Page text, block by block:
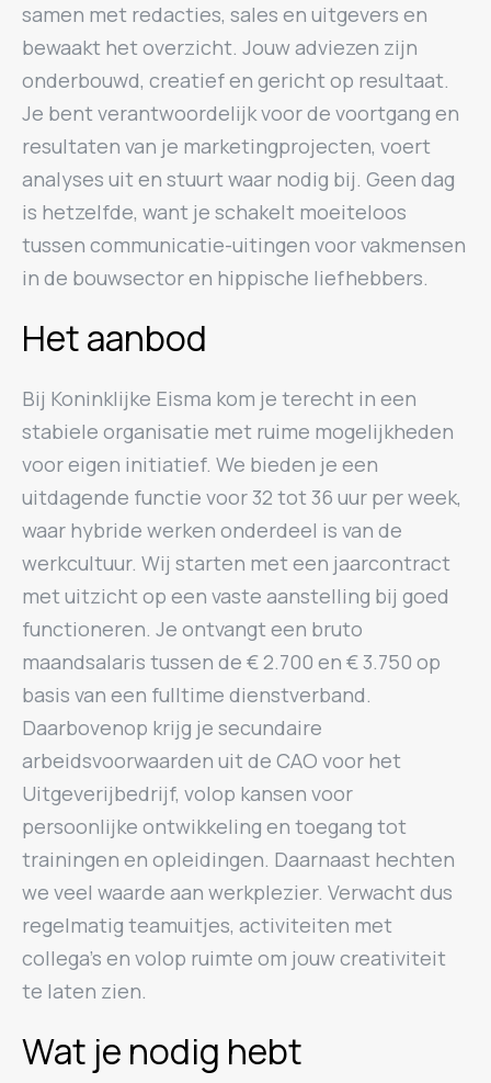
samen met redacties, sales en uitgevers en
bewaakt het overzicht. Jouw adviezen zijn
onderbouwd, creatief en gericht op resultaat.
Je bent verantwoordelijk voor de voortgang en
resultaten van je marketingprojecten, voert
analyses uit en stuurt waar nodig bij. Geen dag
is hetzelfde, want je schakelt moeiteloos
tussen communicatie-uitingen voor vakmensen
in de bouwsector en hippische liefhebbers.
Het aanbod
Bij Koninklijke Eisma kom je terecht in een
stabiele organisatie met ruime mogelijkheden
voor eigen initiatief. We bieden je een
uitdagende functie voor 32 tot 36 uur per week,
waar hybride werken onderdeel is van de
werkcultuur. Wij starten met een jaarcontract
met uitzicht op een vaste aanstelling bij goed
functioneren. Je ontvangt een bruto
maandsalaris tussen de € 2.700 en € 3.750 op
basis van een fulltime dienstverband.
Daarbovenop krijg je secundaire
arbeidsvoorwaarden uit de CAO voor het
Uitgeverijbedrijf, volop kansen voor
persoonlijke ontwikkeling en toegang tot
trainingen en opleidingen. Daarnaast hechten
we veel waarde aan werkplezier. Verwacht dus
regelmatig teamuitjes, activiteiten met
collega’s en volop ruimte om jouw creativiteit
te laten zien.
Wat je nodig hebt